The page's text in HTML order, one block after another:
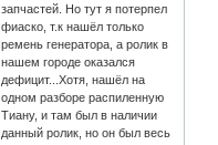
запчастей. Но тут я потерпел
фиаско, т.к нашёл только
ремень генератора, а ролик в
нашем городе оказался
дефицит...Хотя, нашёл на
одном разборе распиленную
Тиану, и там был в наличии
данный ролик, но он был весь